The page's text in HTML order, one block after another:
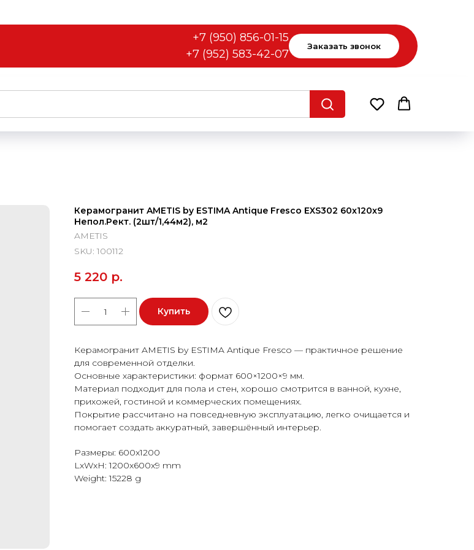
+7 (950) 856-01-15
+7 (952) 583-42-07
Заказать звонок
Керамогранит AMETIS by ESTIMA Antique Fresco EXS302 60x120x9
Непол.Рект. (2шт/1,44м2), м2
AMETIS
SKU: 100112
5 220 р.
Купить
Керамогранит AMETIS by ESTIMA Antique Fresco — практичное решение
для современной отделки.
Основные характеристики: формат 600×1200×9 мм.
Материал подходит для пола и стен, хорошо смотрится в ванной, кухне,
прихожей, гостиной и коммерческих помещениях.
Покрытие рассчитано на повседневную эксплуатацию, легко очищается и
помогает создать аккуратный, завершённый интерьер.
Размеры: 600x1200
LxWxH: 1200x600x9 mm
Weight: 15228 g